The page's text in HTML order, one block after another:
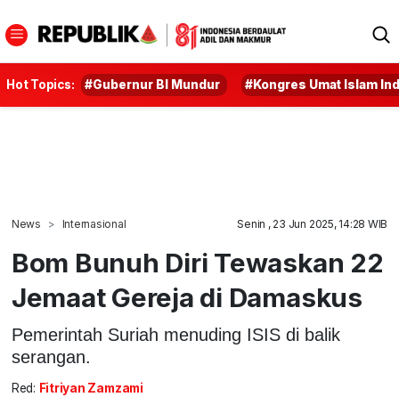
Hot Topics: #Gubernur BI Mundur #Kongres Umat Islam
News Internasional Senin , 23 Jun 2025, 14:28 WIB
Bom Bunuh Diri Tewaskan 22
Jemaat Gereja di Damaskus
Pemerintah Suriah menuding ISIS di balik
serangan.
Red: Fitriyan Zamzami